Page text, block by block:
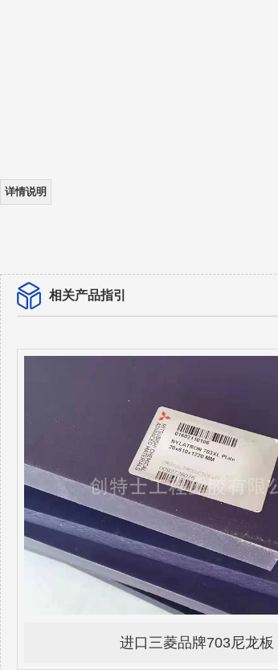
详情说明
相关产品指引
进口三菱品牌703尼龙板